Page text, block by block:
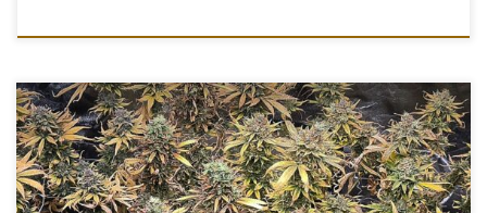
Green Gelato to hybryda stworzona przez Royal Queen Seeds,